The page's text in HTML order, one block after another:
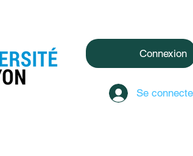
Connexion
Se